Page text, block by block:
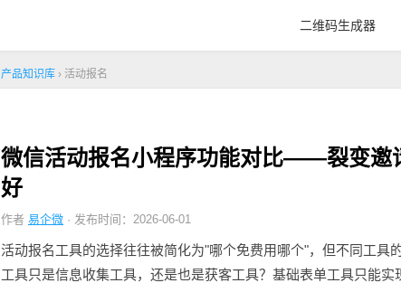
二维码生成器
产品知识库 › 活动报名
微信活动报名小程序功能对比——裂变邀
好
作者 易企微 · 发布时间：2026-06-01
活动报名工具的选择往往被简化为"哪个免费用哪个"，但不同工具
工具只是信息收集工具，还是也是获客工具？基础表单工具只能实